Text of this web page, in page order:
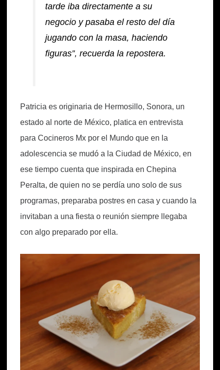
tarde iba directamente a su
negocio y pasaba el resto del día
jugando con la masa, haciendo
figuras”, recuerda la repostera.
Patricia es originaria de Hermosillo, Sonora, un
estado al norte de México, platica en entrevista
para Cocineros Mx por el Mundo que en la
adolescencia se mudó a la Ciudad de México, en
ese tiempo cuenta que inspirada en Chepina
Peralta, de quien no se perdía uno solo de sus
programas, preparaba postres en casa y cuando la
invitaban a una fiesta o reunión siempre llegaba
con algo preparado por ella.